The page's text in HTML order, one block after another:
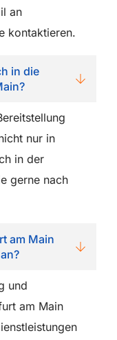
an
kontaktieren.
in die
nur in
in der
gerne nach
am Main
und
am Main